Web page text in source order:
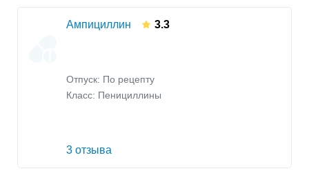
Ампициллин 3.3
Отпуск: По рецепту
Класс: Пенициллины
3 отзыва